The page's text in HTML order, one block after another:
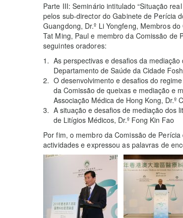
Parte III: Seminário intitulado “Situação
pelos sub-director do Gabinete de Perícia
Guangdong, Dr.º Li Yongfeng, Membros
Tat Ming, Paul e membro da Comissão de
seguintes oradores:
As perspectivas e desafios da
Departamento de Saúde da Cidade
O desenvolvimento e desafios do
da Comissão de queixas e mediação e
Associação Médica de Hong Kong, Dr.º
A situação e desafios de mediação dos
de Litígios Médicos, Dr.º Fong Kin Fao
Por fim, o membro da Comissão de
actividades e expressou as palavras de